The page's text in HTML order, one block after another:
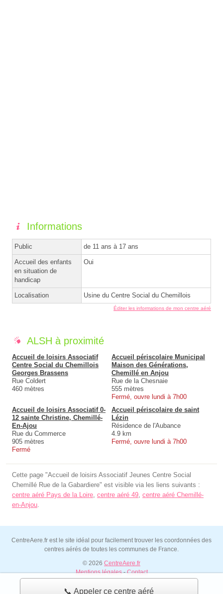
📞 Appeler ce centre aéré
Informations
Public de 11 ans à 17 ans
Accueil des enfants
en situation de
handicap
Oui
Localisation Usine du Centre Social du Chemillois
Éditer les informations de mon centre aéré
ALSH à proximité
Accueil de loisirs Associatif
Centre Social du Chemillois
Georges Brassens
Rue Coldert
460 mètres
Accueil périscolaire Municipal
Maison des Générations,
Chemillé en Anjou
Rue de la Chesnaie
555 mètres
Fermé, ouvre lundi à 7h00
Accueil de loisirs Associatif 0-
12 sainte Christine, Chemillé-
En-Ajou
Rue du Commerce
905 mètres
Fermé
Accueil périscolaire de saint
Lézin
Résidence de l'Aubance
4.9 km
Fermé, ouvre lundi à 7h00
Cette page "Accueil de loisirs Associatif Jeunes Centre Social
Chemillé Rue de la Gabardiere" est visible via les liens suivants :
centre aéré Pays de la Loire, centre aéré 49, centre aéré Chemillé-
en-Anjou.
CentreAere.fr est le site idéal pour facilement trouver les coordonnées des
centres aérés de toutes les communes de France.
© 2026 CentreAere.fr
Mentions légales-Contact